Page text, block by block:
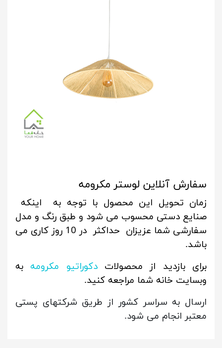
سفارش آنلاین لوستر مکرومه
زمان تحویل این محصول با توجه به اینکه
صنایع دستی محسوب می شود و طبق رنگ و مدل
سفارشی شما عزیزان حداکثر در 10 روز کاری می
باشد.
برای بازدید از محصولاتدکوراتیو مکرومهبه
وبسایت خانه شما مراجعه کنید.
ارسال به سراسر کشور از طریق شرکتهای پستی
معتبر انجام می شود.